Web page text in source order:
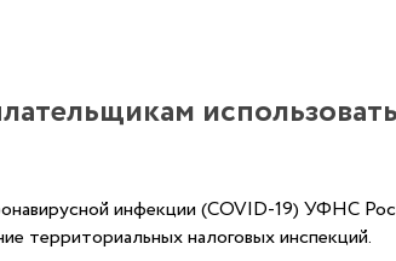
использовать
инфекции (COVID-19) УФНС
территориальных налоговых инспекций.